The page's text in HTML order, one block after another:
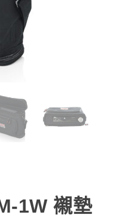
1W 襯墊